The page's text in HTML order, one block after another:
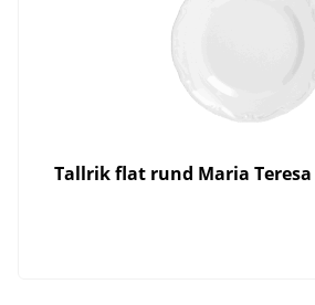
Tallrik flat rund Maria Teresa